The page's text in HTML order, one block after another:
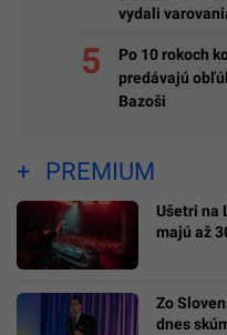
vydali
Po 10 rokoch
predávajú
Bazoši
PREMIUM
Ušetri na
majú až
Zo
dnes